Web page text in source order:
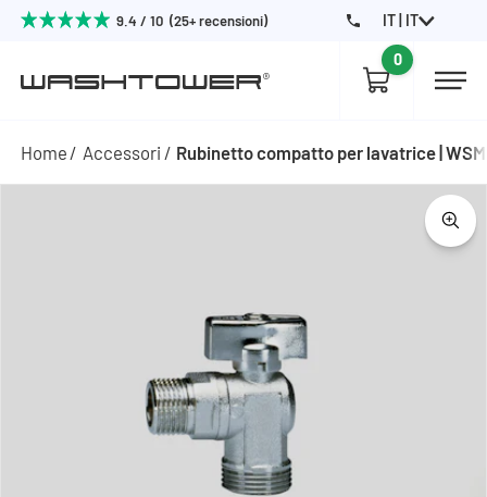
9.4 / 10 (25+ recensioni) IT | IT
0
Home Accessori Rubinetto compatto per lavatrice |